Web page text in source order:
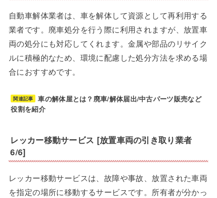
自動車解体業者は、車を解体して資源として再利用する
業者です。廃車処分を行う際に利用されますが、放置車
両の処分にも対応してくれます。金属や部品のリサイク
ルに積極的なため、環境に配慮した処分方法を求める場
合におすすめです。
関連記事
車の解体屋とは？廃車/解体届出/中古パーツ販売など
役割を紹介
レッカー移動サービス [放置車両の引き取り業者
6/6]
レッカー移動サービスは、故障や事故、放置された車両
を指定の場所に移動するサービスです。所有者が分かっ